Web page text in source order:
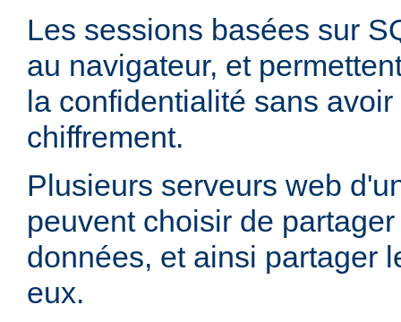
Les sessions basées sur
au navigateur, et
la confidentialité sans
chiffrement.
Plusieurs serveurs web
peuvent choisir de
données, et ainsi partager
eux.